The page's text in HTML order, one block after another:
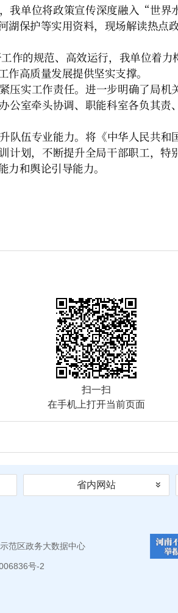
扫一扫
在手机上打开当前页面
省内网站
范区政务大数据中心
号-2